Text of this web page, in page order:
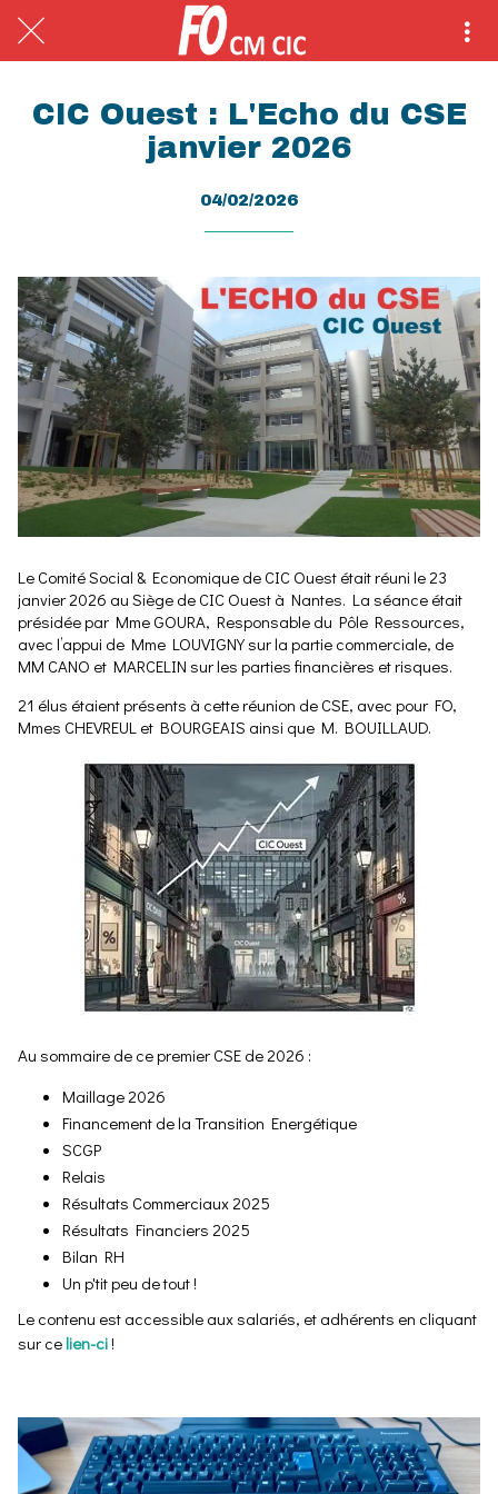
CIC Ouest : L'Echo du CSE
janvier 2026
04/02/2026
Le Comité Social & Economique de CIC Ouest était réuni le 23
janvier 2026 au Siège de CIC Ouest à Nantes. La séance était
présidée par Mme GOURA, Responsable du Pôle Ressources,
avec l’appui de Mme LOUVIGNY sur la partie commerciale, de
MM CANO et MARCELIN sur les parties financières et risques.
21 élus étaient présents à cette réunion de CSE, avec pour FO,
Mmes CHEVREUL et BOURGEAIS ainsi que M. BOUILLAUD.
Au sommaire de ce premier CSE de 2026 :
Maillage 2026
Financement de la Transition Energétique
SCGP
Relais
Résultats Commerciaux 2025
Résultats Financiers 2025
Bilan RH
Un p'tit peu de tout !
Le contenu est accessible aux salariés, et adhérents en cliquant
sur ce lien-ci!